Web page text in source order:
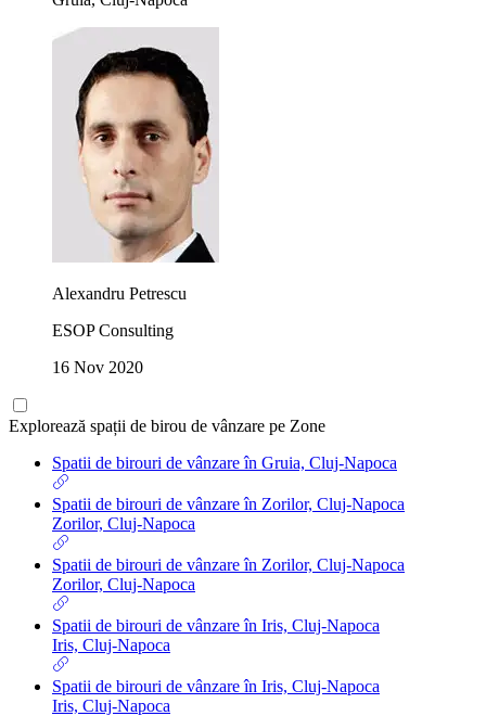
Alexandru Petrescu
ESOP Consulting
16 Nov 2020
Explorează spații de birou de vânzare pe Zone
Spatii de birouri de vânzare în Gruia, Cluj-Napoca
Spatii de birouri de vânzare în Zorilor, Cluj-Napoca
Zorilor, Cluj-Napoca
Spatii de birouri de vânzare în Zorilor, Cluj-Napoca
Zorilor, Cluj-Napoca
Spatii de birouri de vânzare în Iris, Cluj-Napoca
Iris, Cluj-Napoca
Spatii de birouri de vânzare în Iris, Cluj-Napoca
Iris, Cluj-Napoca